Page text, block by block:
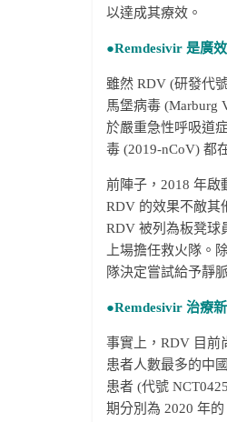
以達成其療效。
●Remdesivir 是廣
雖然 RDV (研發代
馬堡病毒 (Marburg
於嚴重急性呼吸道
毒 (2019-nCoV) 都
前陣子，2018 年啟
RDV 的效果不敵其
RDV 被列為板凳球
上場擔任救火隊。
隊決定嘗試給予靜
●Remdesivir 治療
事實上，RDV 目前
患者人數最多的中
患者 (代號
期分別為 2020 年的